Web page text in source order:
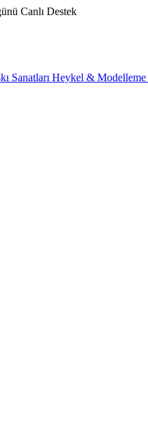
Canlı Destek
Sanatları Heykel & Modelleme